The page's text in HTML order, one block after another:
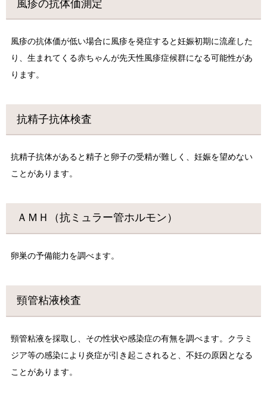
風疹の抗体価測定
風疹の抗体価が低い場合に風疹を発症すると妊娠初期に流産した
り、生まれてくる赤ちゃんが先天性風疹症候群になる可能性があ
ります。
抗精子抗体検査
抗精子抗体があると精子と卵子の受精が難しく、妊娠を望めない
ことがあります。
ＡＭＨ（抗ミュラー管ホルモン）
卵巣の予備能力を調べます。
頸管粘液検査
頸管粘液を採取し、その性状や感染症の有無を調べます。クラミ
ジア等の感染により炎症が引き起こされると、不妊の原因となる
ことがあります。